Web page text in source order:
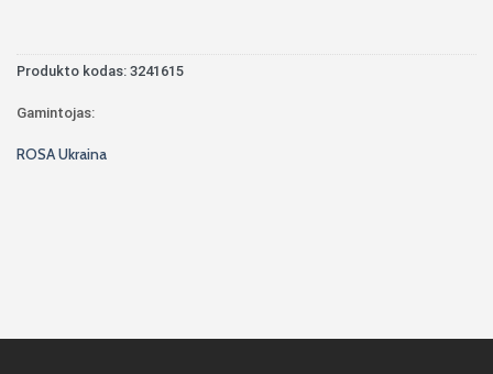
Produkto kodas: 3241615
Gamintojas:
ROSA Ukraina